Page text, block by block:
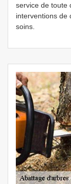
service de toute
interventions de
soins.